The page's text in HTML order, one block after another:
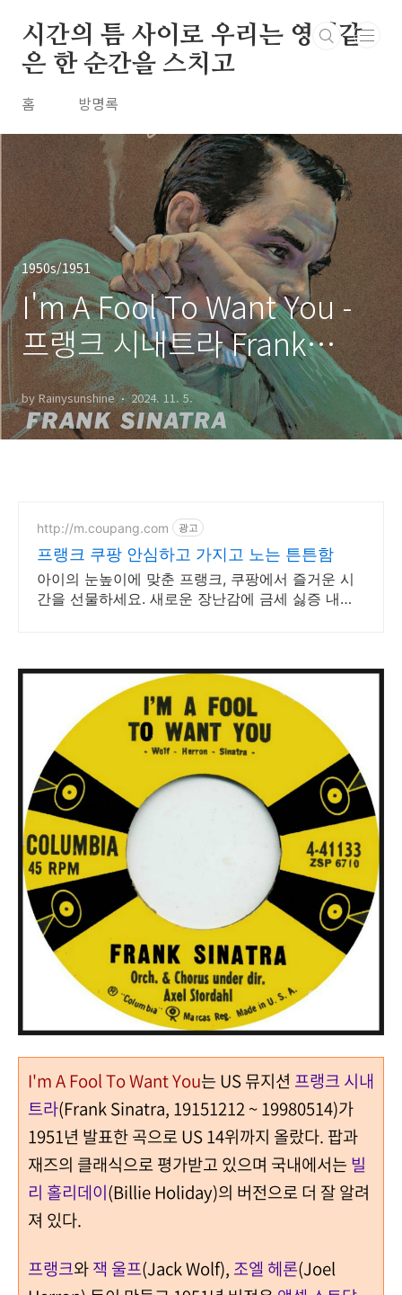
시간의 틈 사이로 우리는 영원같
은 한 순간을 스치고
홈 방명록
1950s/1951
I'm A Fool To Want You -
프랭크 시내트라 Frank
Sinatra / 1951
by Rainysunshine 2024. 11. 5.
http://m.coupang.com 광고
프랭크 쿠팡 안심하고 가지고 노는 튼튼함
아이의 눈높이에 맞춘 프랭크, 쿠팡에서 즐거운 시
간을 선물하세요. 새로운 장난감에 금세 싫증 내는
I'm A Fool To Want You는 US 뮤지션 프랭크 시내
트라(Frank Sinatra, 19151212 ~ 19980514)가
1951년 발표한 곡으로 US 14위까지 올랐다. 팝과
재즈의 클래식으로 평가받고 있으며 국내에서는 빌
리 홀리데이(Billie Holiday)의 버전으로 더 잘 알려
져 있다.
프랭크와잭 울프(Jack Wolf), 조엘 헤론(Joel